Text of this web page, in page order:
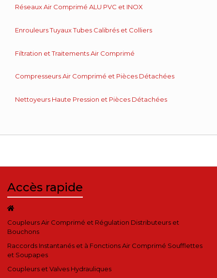
Réseaux Air Comprimé ALU PVC et INOX
Enrouleurs Tuyaux Tubes Calibrés et Colliers
Filtration et Traitements Air Comprimé
Compresseurs Air Comprimé et Pièces Détachées
Nettoyeurs Haute Pression et Pièces Détachées
Accès rapide
Coupleurs Air Comprimé et Régulation Distributeurs et
Bouchons
Raccords Instantanés et à Fonctions Air Comprimé Soufflettes
et Soupapes
Coupleurs et Valves Hydrauliques